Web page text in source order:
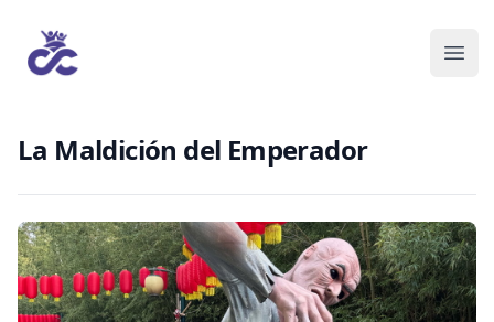
La Maldición del Emperador